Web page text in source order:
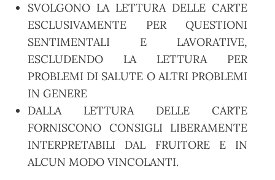
SVOLGONO LA LETTURA DELLE CARTE
ESCLUSIVAMENTE PER QUESTIONI
SENTIMENTALI E LAVORATIVE,
ESCLUDENDO LA LETTURA PER
PROBLEMI DI SALUTE O ALTRI PROBLEMI
IN GENERE
DALLA LETTURA DELLE CARTE
FORNISCONO CONSIGLI LIBERAMENTE
INTERPRETABILI DAL FRUITORE E IN
ALCUN MODO VINCOLANTI.